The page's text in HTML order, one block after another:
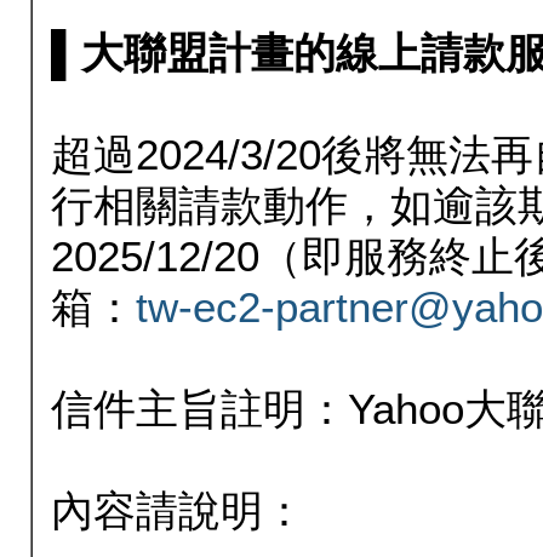
▌大聯盟計畫的線上請款
超過2024/3/20後將無法
行相關請款動作，如逾該
2025/12/20（即服務終止
箱： tw-ec2-
信件主旨註明：Yahoo大
內容請說明：